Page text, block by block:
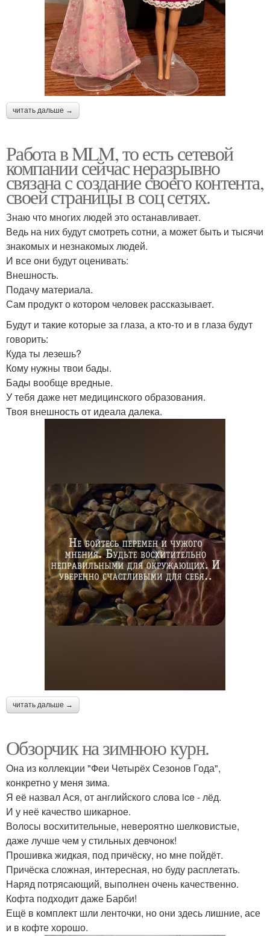
читать дальше →
Работа в MLM, то есть сетевой
компании сейчас неразрывно
связана с создание своего контента,
своей страницы в соц сетях.
Знаю что многих людей это останавливает.
Ведь на них будут смотреть сотни, а может быть и тысячи
знакомых и незнакомых людей.
И все они будут оценивать:
Внешность.
Подачу материала.
Сам продукт о котором человек рассказывает.
Будут и такие которые за глаза, а кто-то и в глаза будут
говорить:
Куда ты лезешь?
Кому нужны твои бады.
Бады вообще вредные.
У тебя даже нет медицинского образования.
Твоя внешность от идеала далека.
читать дальше →
Обзорчик на зимнюю курн.
Она из коллекции "Феи Четырёх Сезонов Года",
конкретно у меня зима.
Я её назвал Ася, от английского слова ice - лёд.
И у неё качество шикарное.
Волосы восхитительные, невероятно шелковистые,
даже лучше чем у стильных девчонок!
Прошивка жидкая, под причёску, но мне пойдёт.
Причёска сложная, интересная, но буду расплетать.
Наряд потрясающий, выполнен очень качественно.
Кофта подходит даже Барби!
Ещё в комплект шли ленточки, но они здесь лишние, асе
и в кофте хорошо.